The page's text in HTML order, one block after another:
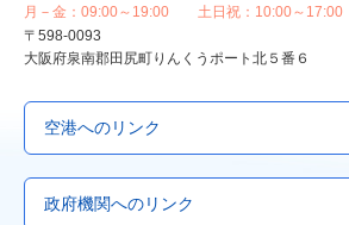
月－金：09:00～19:00 土日祝：10:00～17:00
〒598-0093
大阪府泉南郡田尻町りんくうポート北５番６
空港へのリンク
▶成田空港
▶羽田空港
政府機関へのリンク